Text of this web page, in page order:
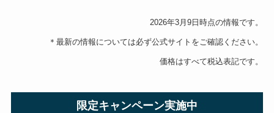
2026年3月9日時点の情報です。
＊最新の情報については必ず公式サイトをご確認ください。
価格はすべて税込表記です。
限定キャンペーン実施中